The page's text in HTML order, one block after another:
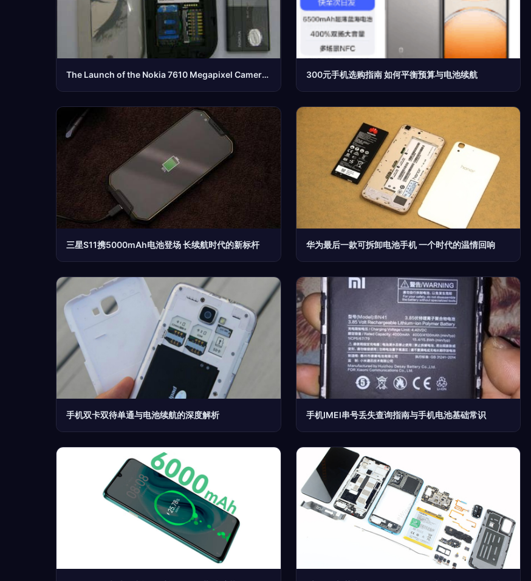
The Launch of the Nokia 7610 Megapixel Camera Phone (English Edition) and Its Battery Features 300元手机选购指南 如何平衡预算与电池续航
三星S11携5000mAh电池登场 长续航时代的新标杆 华为最后一款可拆卸电池手机 一个时代的温情回响
手机双卡双待单通与电池续航的深度解析 手机IMEI串号丢失查询指南与手机电池基础常识